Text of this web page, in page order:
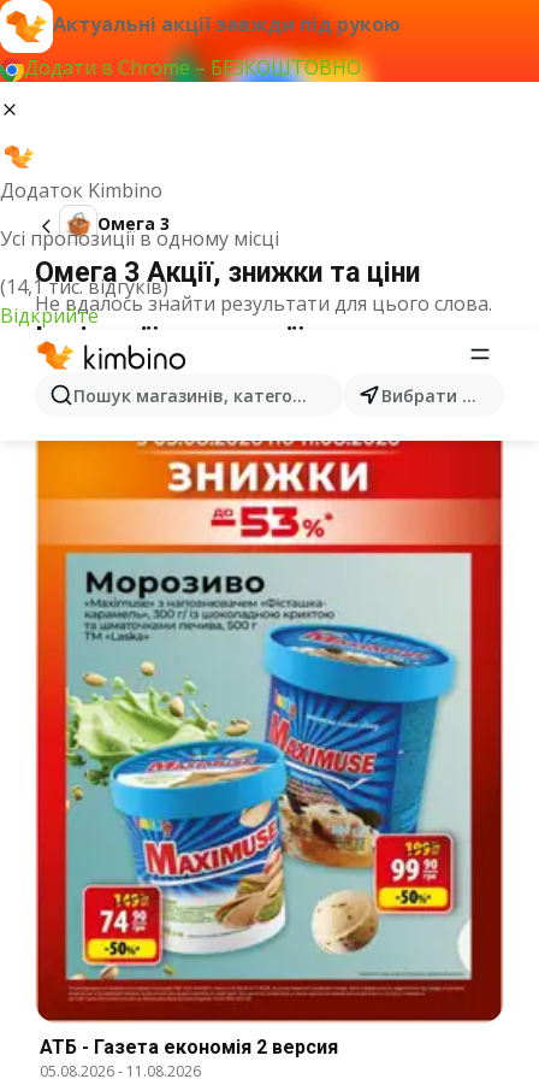
Актуальні акції завжди під рукою
Додати в Chrome – БЕЗКОШТОВНО
Додаток Kimbino
Усі пропозиції в одному місці
(14,1 тис. відгуків)
Відкрийте
Пошук магазинів, категорій, товарів... Вибрати місто
Омега 3
Омега 3 Акції, знижки та ціни
Не вдалось знайти результати для цього слова.
Інші акції з категорії
АТБ - Газета економія 2 версия
05.08.2026- 11.08.2026